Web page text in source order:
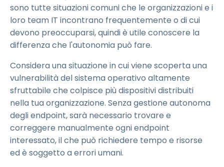
sono tutte situazioni comuni che le organizzazioni e i
loro team IT incontrano frequentemente o di cui
devono preoccuparsi, quindi è utile conoscere la
differenza che l'autonomia può fare.
Considera una situazione in cui viene scoperta una
vulnerabilità del sistema operativo altamente
sfruttabile che colpisce più dispositivi distribuiti
nella tua organizzazione. Senza gestione autonoma
degli endpoint, sarà necessario trovare e
correggere manualmente ogni endpoint
interessato, il che può richiedere tempo e risorse
ed è soggetto a errori umani.